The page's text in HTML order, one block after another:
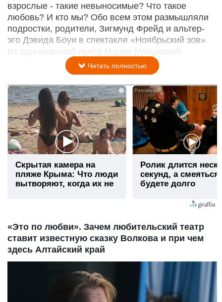
взрослые - такие невыносимые? Что такое
любовь? И кто мы? Обо всем этом размышляли
подростки, родители, Зигмунд Фрейд и альтер-
эго Дэвида Боуи в спектакле «Ноябрьский зов»
по одноименной пьесе Марии Малухиной.
Читать полностью
i
Скрытая камера на
пляже Крыма: Что люди
вытворяют, когда их не
Ролик длится
секунд, а
будете долго
«Это по любви». Зачем любительский театр
ставит известную сказку Волкова и при чем
здесь Алтайский край